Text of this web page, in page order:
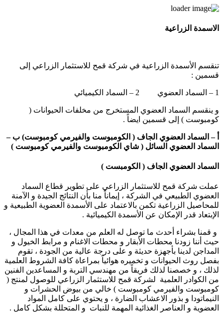
الاسمدة الزراعية
تنقسم الأسمدة الزراعية في شركة قمح للاستثمار الزراعي إلى
قسمين :
1 – السماد العضوي 2 – السماد الكيميائي
و ينقسم السماد العضوي المستخرج من مخلفات الحيوانات (
كومبوست ) إلى قسمين ايضاً .
أ – السماد العضوي الجاف ( الكومبوست والفيرمي كومبوست) ب –
السماد العضوي السائل ( شاي الكومبوست والفيرمي كومبوست )
السماد العضوي الجاف ( الكومبست )
عملت شركة قمح للاستثمار الزراعي على تطوير قطاع السماد
العضوي الطبيعي في الشركة ، إيماناً منا بأن النتائج الجيدة و الآمنة
للمحاصيل الزراعية تكمن بالاعتماد على الأسمدة العضوية الطبيعية و
الإبتعاد قدر الإمكان عن الأسمدة الكيميائية .
و قمنا بشراء أحدث ما توصل له العلم من معدات في هذا المجال ،
حيث أننا زودنا محطات الأبقار و محطات الاغنام و مرابط الخيول و
المداجن لدينا بأجهزة حديثة و على درجة عالية من الجودة ، تقوم
بفصل روث الحيوانات و تخميره هوائياً بمراعاة كافة الشروط العلمية
لذلك ، و خصصنا لذلك فريقاً من مهندسي التربة و المساعدين الفنين
من الكوادر العلمية لشركة قمح للاستثمار الزراعي للوصول لمنتج (
كومبوست والفيرمي كومبوست ) خالي من بيوض الحشرات و
النيماتودا و بذور الاعشاب الضارة ، و يحتوي على كامل المواد
العضوية و العناصر الغذائية المهمة للنبات و المتحللة بشكل كامل .